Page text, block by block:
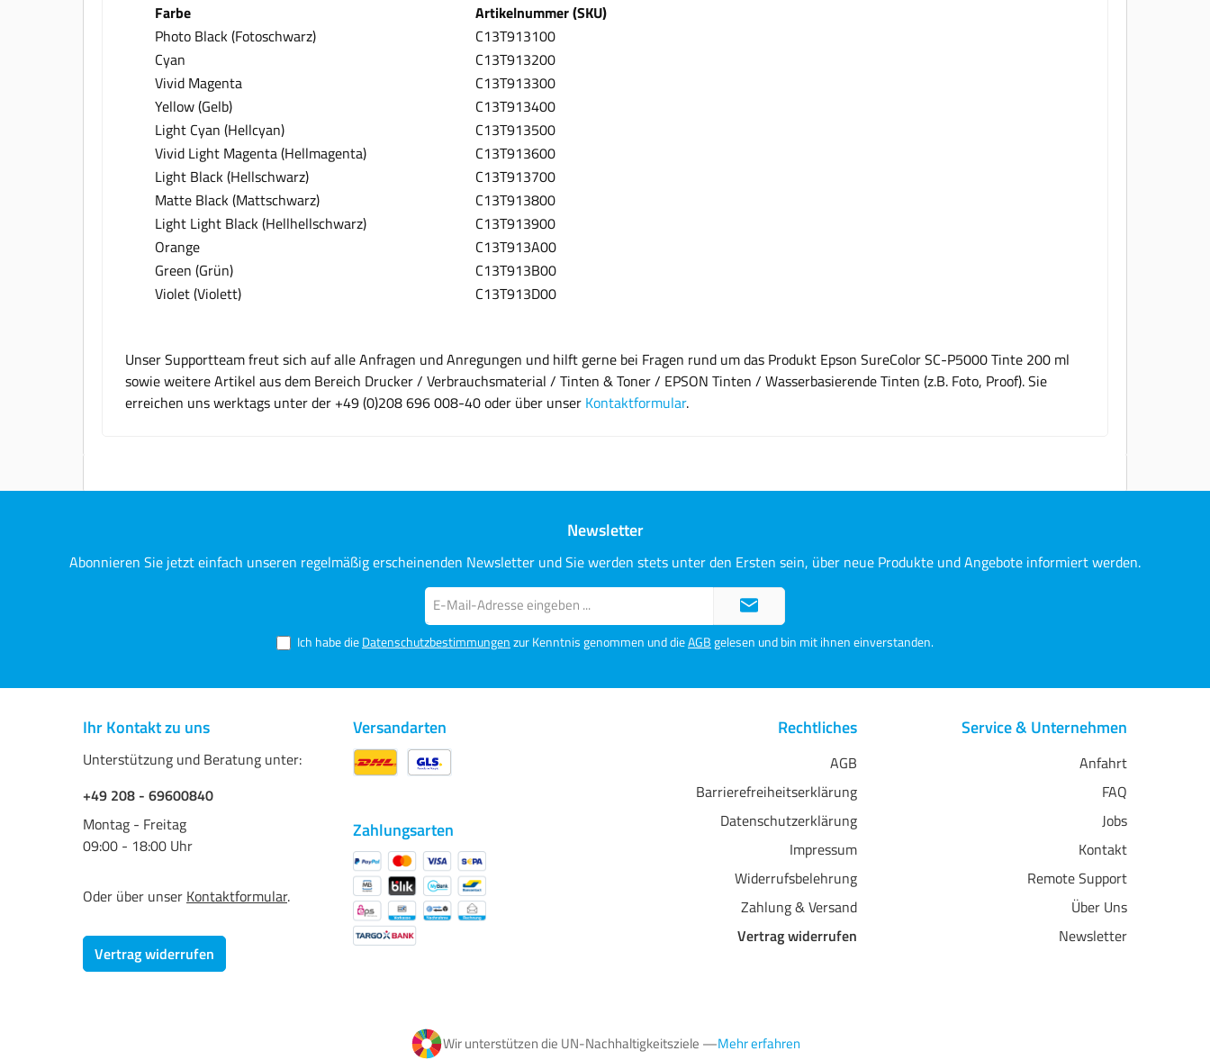
Farbe
Artikelnummer (SKU)
Photo Black (Fotoschwarz)
C13T913100
Cyan
C13T913200
Vivid Magenta
C13T913300
Yellow (Gelb)
C13T913400
Light Cyan (Hellcyan)
C13T913500
Vivid Light Magenta (Hellmagenta)
C13T913600
Light Black (Hellschwarz)
C13T913700
Matte Black (Mattschwarz)
C13T913800
Light Light Black (Hellhellschwarz)
C13T913900
Orange
C13T913A00
Green (Grün)
C13T913B00
Violet (Violett)
C13T913D00
Unser Supportteam freut sich auf alle Anfragen und Anregungen und hilft gerne bei Fragen rund um das Produkt Epson SureColor SC-P5000 Tinte 200 ml
sowie weitere Artikel aus dem Bereich Drucker / Verbrauchsmaterial / Tinten & Toner / EPSON Tinten / Wasserbasierende Tinten (z.B. Foto, Proof). Sie
erreichen uns werktags unter der +49 (0)208 696 008-40 oder über unser Kontaktformular.
Newsletter
Abonnieren Sie jetzt einfach unseren regelmäßig erscheinenden Newsletter und Sie werden stets unter den Ersten sein, über neue Produkte und Angebote informiert werden.
Mail-
Adresse*
Ich habe dieDatenschutzbestimmungenzur Kenntnis genommen und dieAGBgelesen und bin mit ihnen einverstanden.
Ihr Kontakt zu uns
Unterstützung und Beratung unter:
+49 208 - 69600840
Montag - Freitag
09:00 - 18:00 Uhr
Oder über unser Kontaktformular.
Vertrag widerrufen
Versandarten
Zahlungsarten
Rechtliches
AGB
Barrierefreiheitserklärung
Datenschutzerklärung
Impressum
Widerrufsbelehrung
Zahlung & Versand
Vertrag widerrufen
Service & Unternehmen
Anfahrt
FAQ
Jobs
Kontakt
Remote Support
Über Uns
Newsletter
Wir unterstützen die UN-Nachhaltigkeitsziele —Mehr erfahren